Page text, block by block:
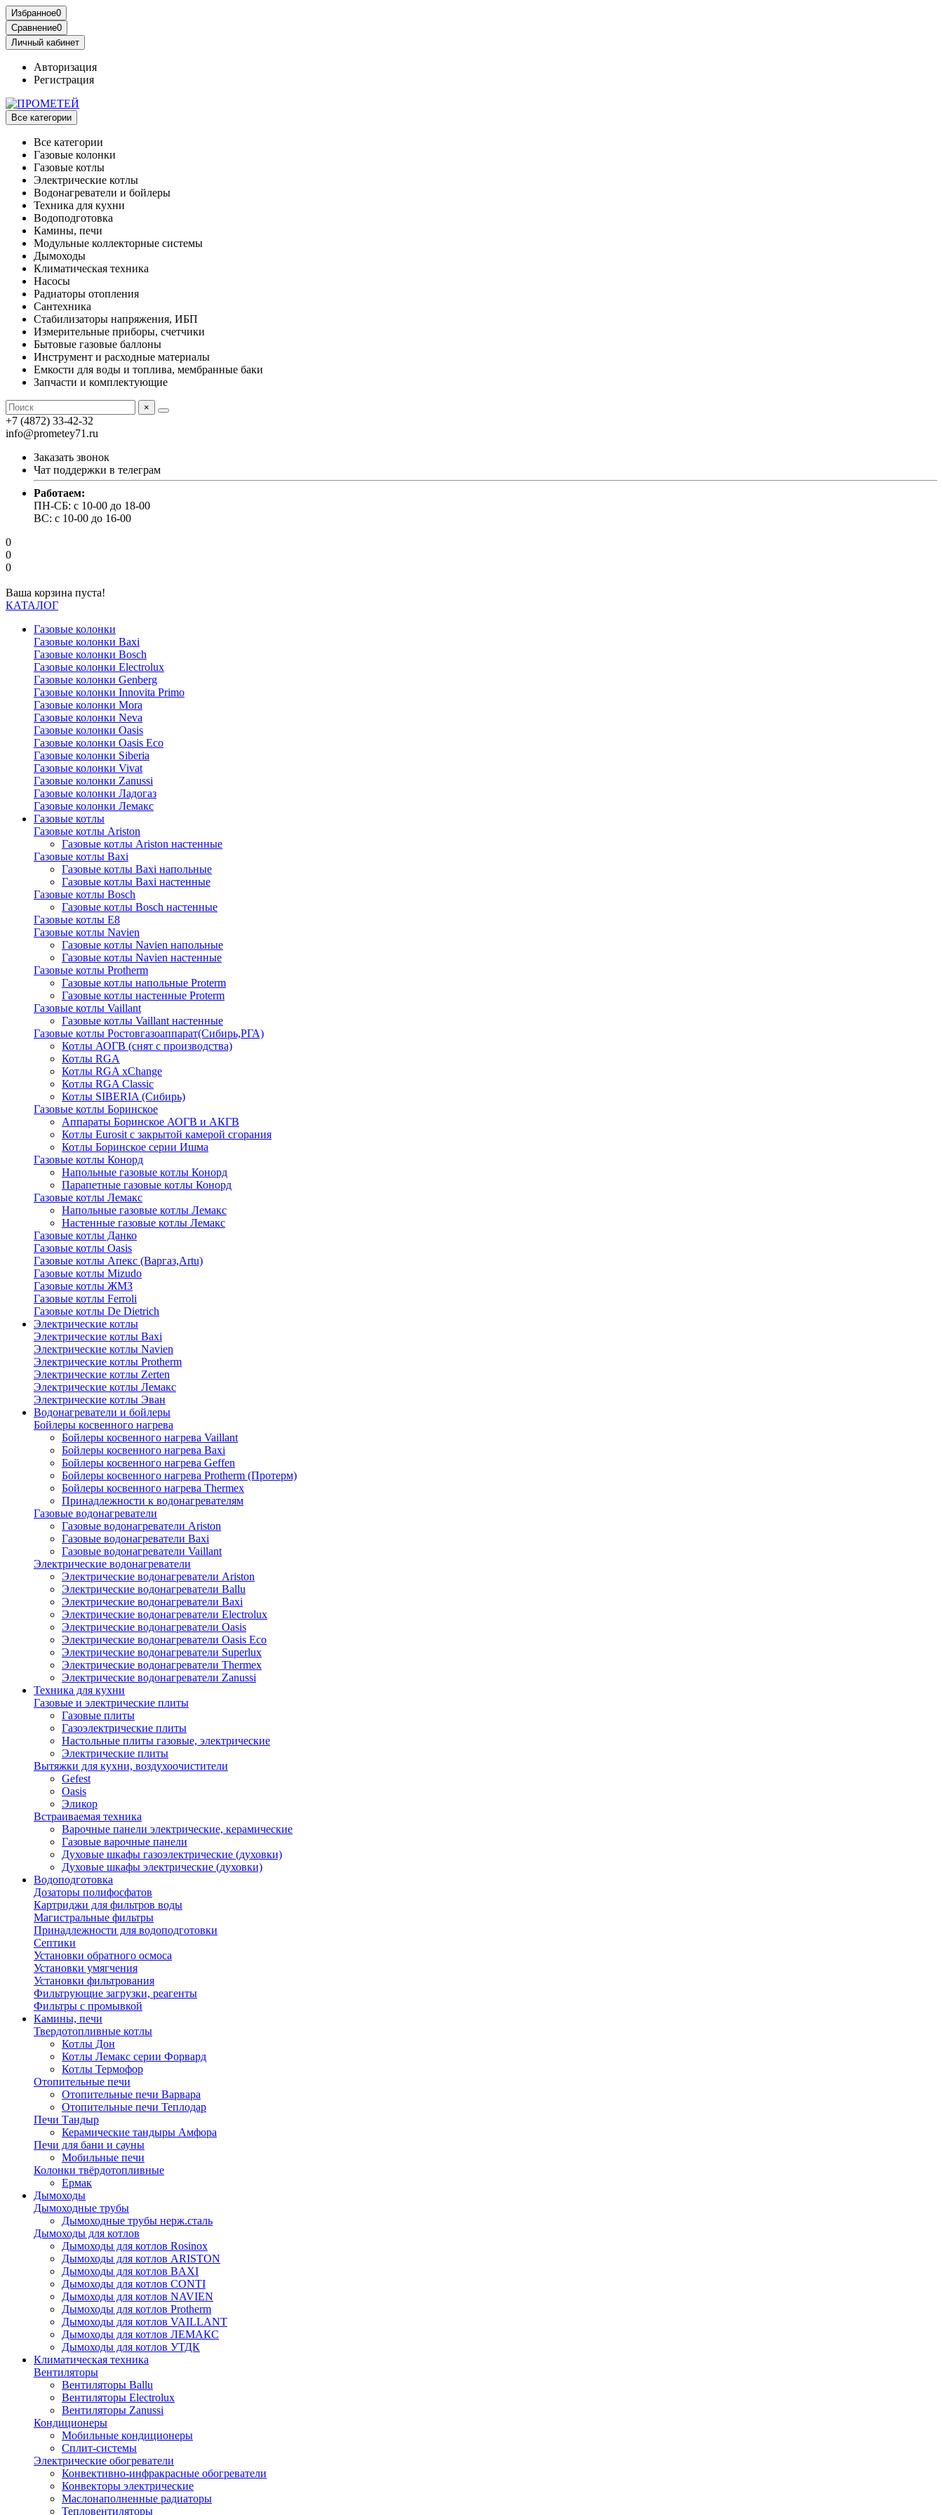
Избранное0
Сравнение0
Личный кабинет
Авторизация
Регистрация
Все категории
Все категории
Газовые колонки
Газовые котлы
Электрические котлы
Водонагреватели и бойлеры
Техника для кухни
Водоподготовка
Камины, печи
Модульные коллекторные системы
Дымоходы
Климатическая техника
Насосы
Радиаторы отопления
Сантехника
Стабилизаторы напряжения, ИБП
Измерительные приборы, счетчики
Бытовые газовые баллоны
Инструмент и расходные материалы
Емкости для воды и топлива, мембранные баки
Запчасти и комплектующие
×
+7 (4872) 33-42-32
info@prometey71.ru
Заказать звонок
Чат поддержки в телеграм
Работаем:
ПН-СБ: с 10-00 до 18-00
ВС: с 10-00 до 16-00
0
0
0
Ваша корзина пуста!
КАТАЛОГ
Газовые колонки
Газовые колонки Baxi
Газовые колонки Bosch
Газовые колонки Electrolux
Газовые колонки Genberg
Газовые колонки Innovita Primo
Газовые колонки Mora
Газовые колонки Neva
Газовые колонки Oasis
Газовые колонки Oasis Eco
Газовые колонки Siberia
Газовые колонки Vivat
Газовые колонки Zanussi
Газовые колонки Ладогаз
Газовые колонки Лемакс
Газовые котлы
Газовые котлы Ariston
Газовые котлы Ariston настенные
Газовые котлы Baxi
Газовые котлы Baxi напольные
Газовые котлы Baxi настенные
Газовые котлы Bosch
Газовые котлы Bosch настенные
Газовые котлы E8
Газовые котлы Navien
Газовые котлы Navien напольные
Газовые котлы Navien настенные
Газовые котлы Protherm
Газовые котлы напольные Proterm
Газовые котлы настенные Proterm
Газовые котлы Vaillant
Газовые котлы Vaillant настенные
Газовые котлы Ростовгазоаппарат(Сибирь,РГА)
Котлы АОГВ (снят с производства)
Котлы RGA
Котлы RGA xChange
Котлы RGA Classic
Котлы SIBERIA (Сибирь)
Газовые котлы Боринское
Аппараты Боринское АОГВ и АКГВ
Котлы Eurosit с закрытой камерой сгорания
Котлы Боринское серии Ишма
Газовые котлы Конорд
Напольные газовые котлы Конорд
Парапетные газовые котлы Конорд
Газовые котлы Лемакс
Напольные газовые котлы Лемакс
Настенные газовые котлы Лемакс
Газовые котлы Данко
Газовые котлы Oasis
Газовые котлы Апекс (Варгаз,Artu)
Газовые котлы Mizudo
Газовые котлы ЖМЗ
Газовые котлы Ferroli
Газовые котлы De Dietrich
Электрические котлы
Электрические котлы Baxi
Электрические котлы Navien
Электрические котлы Protherm
Электрические котлы Zerten
Электрические котлы Лемакс
Электрические котлы Эван
Водонагреватели и бойлеры
Бойлеры косвенного нагрева
Бойлеры косвенного нагрева Vaillant
Бойлеры косвенного нагрева Baxi
Бойлеры косвенного нагрева Geffen
Бойлеры косвенного нагрева Protherm (Протерм)
Бойлеры косвенного нагрева Thermex
Принадлежности к водонагревателям
Газовые водонагреватели
Газовые водонагреватели Ariston
Газовые водонагреватели Baxi
Газовые водонагреватели Vaillant
Электрические водонагреватели
Электрические водонагреватели Ariston
Электрические водонагреватели Ballu
Электрические водонагреватели Baxi
Электрические водонагреватели Electrolux
Электрические водонагреватели Oasis
Электрические водонагреватели Oasis Eco
Электрические водонагреватели Superlux
Электрические водонагреватели Thermex
Электрические водонагреватели Zanussi
Техника для кухни
Газовые и электрические плиты
Газовые плиты
Газоэлектрические плиты
Настольные плиты газовые, электрические
Электрические плиты
Вытяжки для кухни, воздухоочистители
Gefest
Oasis
Эликор
Встраиваемая техника
Варочные панели электрические, керамические
Газовые варочные панели
Духовые шкафы газоэлектрические (духовки)
Духовые шкафы электрические (духовки)
Водоподготовка
Дозаторы полифосфатов
Картриджи для фильтров воды
Магистральные фильтры
Принадлежности для водоподготовки
Септики
Установки обратного осмоса
Установки умягчения
Установки фильтрования
Фильтрующие загрузки, реагенты
Фильтры с промывкой
Камины, печи
Твердотопливные котлы
Котлы Дон
Котлы Лемакс серии Форвард
Котлы Термофор
Отопительные печи
Отопительные печи Варвара
Отопительные печи Теплодар
Печи Тандыр
Керамические тандыры Амфора
Печи для бани и сауны
Мобильные печи
Колонки твёрдотопливные
Ермак
Дымоходы
Дымоходные трубы
Дымоходные трубы нерж.сталь
Дымоходы для котлов
Дымоходы для котлов Rosinox
Дымоходы для котлов ARISTON
Дымоходы для котлов BAXI
Дымоходы для котлов CONTI
Дымоходы для котлов NAVIEN
Дымоходы для котлов Protherm
Дымоходы для котлов VAILLANT
Дымоходы для котлов ЛЕМАКС
Дымоходы для котлов УТДК
Климатическая техника
Вентиляторы
Вентиляторы Ballu
Вентиляторы Electrolux
Вентиляторы Zanussi
Кондиционеры
Мобильные кондиционеры
Сплит-системы
Электрические обогреватели
Конвективно-инфракрасные обогреватели
Конвекторы электрические
Маслонаполненные радиаторы
Тепловентиляторы